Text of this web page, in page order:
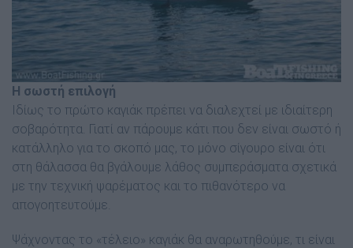
Η σωστή επιλογή
Ιδίως το πρώτο καγιάκ πρέπει να διαλεχτεί µε ιδιαίτερη
σοβαρότητα. Γιατί αν πάρουµε κάτι που δεν είναι σωστό ή
κατάλληλο για το σκοπό µας, το µόνο σίγουρο είναι ότι
στη θάλασσα θα βγάλουµε λάθος συµπεράσµατα σχετικά
µε την τεχνική ψαρέµατος και το πιθανότερο να
απογοητευτούµε.
Ψάχνοντας το «τέλειο» καγιάκ θα αναρωτηθούµε, τι είναι